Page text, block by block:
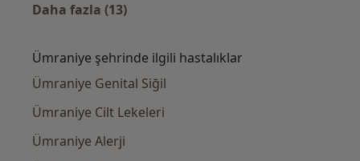
Daha fazla (13)
Ümraniye şehrinde ilgili hastalıklar
Ümraniye Genital Siğil
Ümraniye Cilt Lekeleri
Ümraniye Alerji